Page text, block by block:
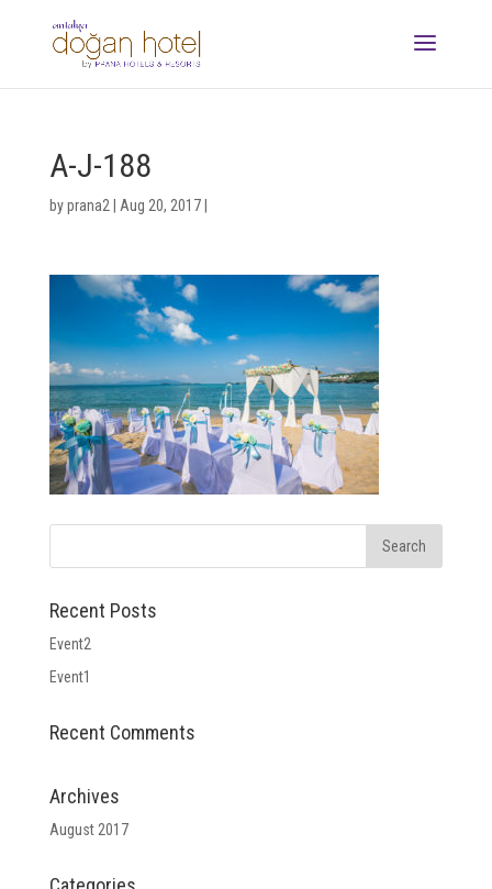
A-J-188
byprana2 Aug 20, 2017|
Recent Posts
Event2
Event1
Recent Comments
Archives
August 2017